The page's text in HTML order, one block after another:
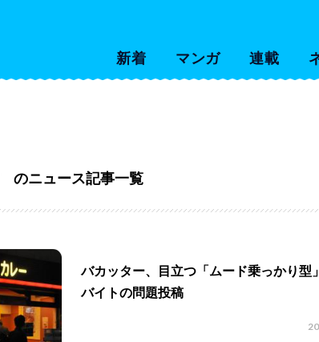
新着 マンガ 連載
のニュース記事一覧
バカッター、目立つ「ムード乗っかり
バイトの問題投稿